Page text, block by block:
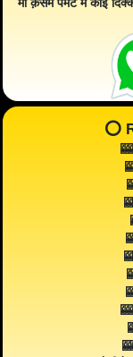
माँ क़सम पेमेंट में कोई
⭕️